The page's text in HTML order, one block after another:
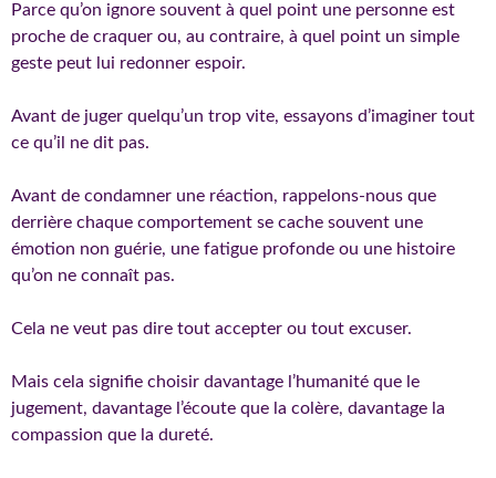
Parce qu’on ignore souvent à quel point une personne est
proche de craquer ou, au contraire, à quel point un simple
geste peut lui redonner espoir.
Avant de juger quelqu’un trop vite, essayons d’imaginer tout
ce qu’il ne dit pas.
Avant de condamner une réaction, rappelons-nous que
derrière chaque comportement se cache souvent une
émotion non guérie, une fatigue profonde ou une histoire
qu’on ne connaît pas.
Cela ne veut pas dire tout accepter ou tout excuser.
Mais cela signifie choisir davantage l’humanité que le
jugement, davantage l’écoute que la colère, davantage la
compassion que la dureté.